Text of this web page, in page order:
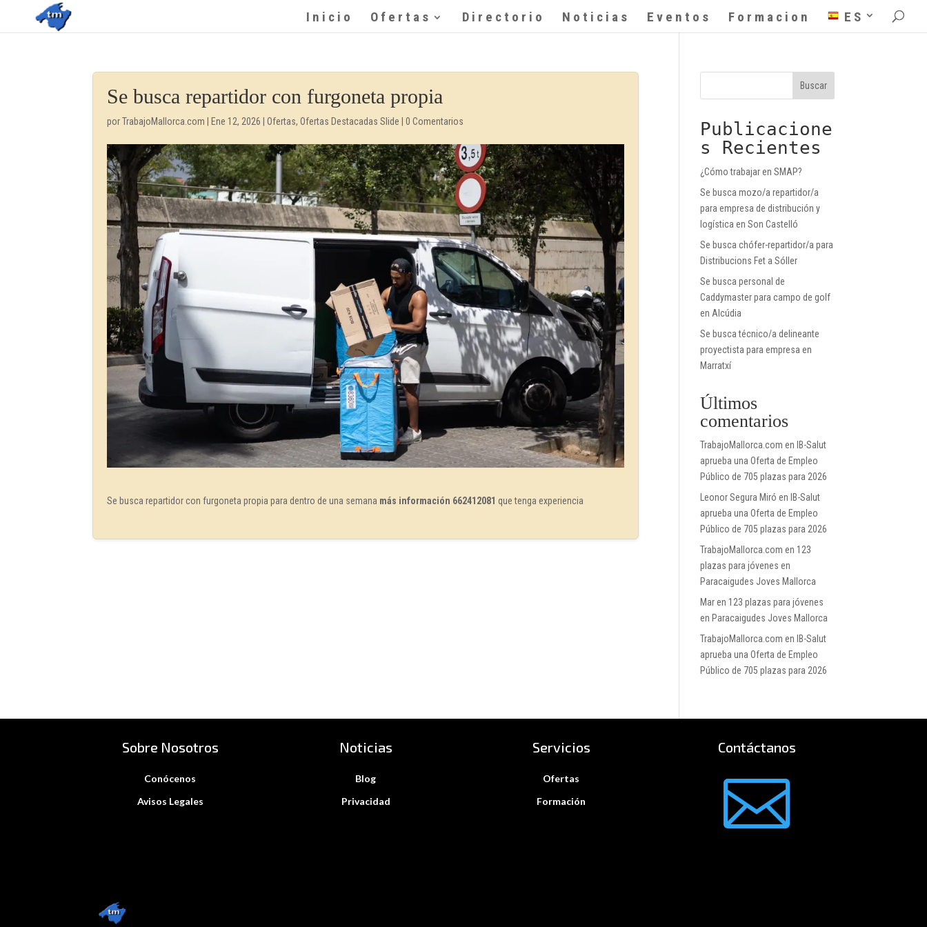
Inicio Ofertas Directorio Noticias Eventos Formacion ES
Se busca repartidor con furgoneta propia
porTrabajoMallorca.com Ene 12, 2026 |Ofertas,Ofertas Destacadas Slide |0 Comentarios
Se busca repartidor con furgoneta propia para dentro de una semana más información 662412081 que tenga experiencia
Buscar
Publicacione
s Recientes
¿Cómo trabajar en SMAP?
Se busca mozo/a repartidor/a
para empresa de distribución y
logística en Son Castelló
Se busca chófer-repartidor/a para
Distribucions Fet a Sóller
Se busca personal de
Caddymaster para campo de golf
en Alcúdia
Se busca técnico/a delineante
proyectista para empresa en
Marratxí
Últimos
comentarios
TrabajoMallorca.com en IB-Salut
aprueba una Oferta de Empleo
Público de 705 plazas para 2026
Leonor Segura Miró en IB-Salut
aprueba una Oferta de Empleo
Público de 705 plazas para 2026
TrabajoMallorca.com en 123
plazas para jóvenes en
Paracaigudes Joves Mallorca
Maren 123 plazas para jóvenes
en Paracaigudes Joves Mallorca
TrabajoMallorca.com en IB-Salut
aprueba una Oferta de Empleo
Público de 705 plazas para 2026
Sobre Nosotros
Conócenos
Avisos Legales
Noticias
Blog
Privacidad
Servicios
Ofertas
Formación
Contáctanos
